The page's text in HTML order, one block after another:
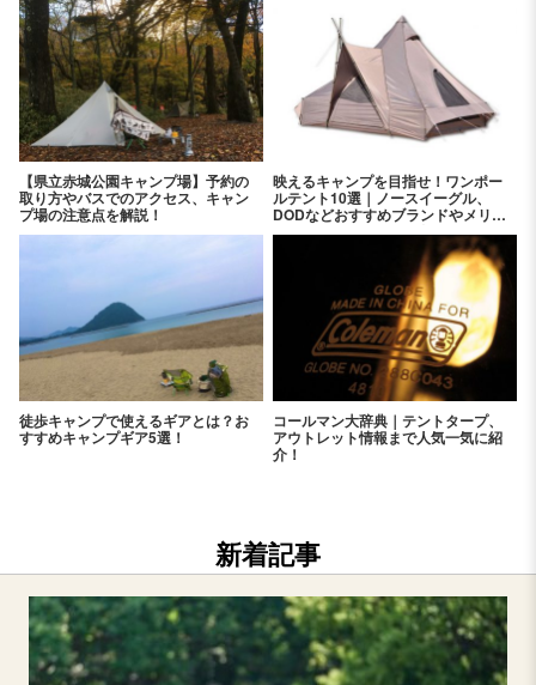
【県立赤城公園キャンプ場】予約の
取り方やバスでのアクセス、キャン
プ場の注意点を解説！
映えるキャンプを目指せ！ワンポー
ルテント10選｜ノースイーグル、
DODなどおすすめブランドやメリッ
ト、デメリットをご紹介
徒歩キャンプで使えるギアとは？お
すすめキャンプギア5選！
コールマン大辞典｜テントタープ、
アウトレット情報まで人気一気に紹
介！
新着記事